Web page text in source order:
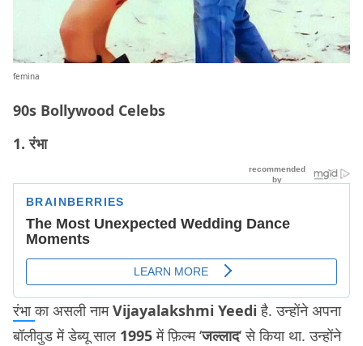
femina
90s Bollywood Celebs
1. रंभा
रंभाका असली नामVijayalakshmi Yeedi है. उन्होंने अपना
बॉलीवुड में डेब्यू साल 1995में फ़िल्म ‘जल्लाद‘ से किया था. उन्होंने